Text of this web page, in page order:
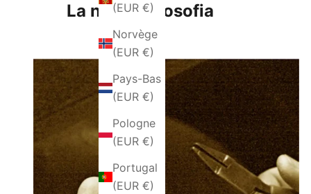
(EUR €)
Norvège
(EUR €)
Pays-Bas
(EUR €)
Pologne
(EUR €)
Portugal
(EUR €)
La nostra filosofia